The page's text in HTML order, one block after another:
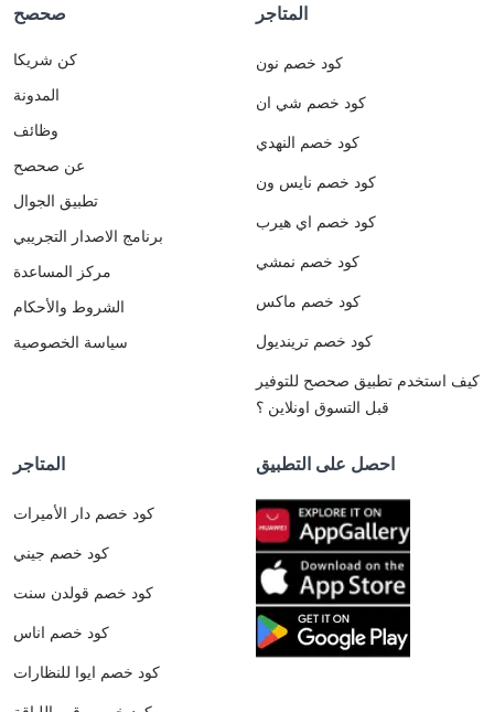
صحصح
كن شريكا
المدونة
وظائف
عن صحصح
تطبيق الجوال
برنامج الاصدار التجريبي
مركز المساعدة
الشروط والأحكام
سياسة الخصوصية
المتاجر
كود خصم نون
كود خصم شي ان
كود خصم النهدي
كود خصم نايس ون
كود خصم اي هيرب
كود خصم نمشي
كود خصم ماكس
كود خصم ترينديول
كيف استخدم تطبيق صحصح للتوفير
قبل التسوق اونلاين ؟
المتاجر
كود خصم دار الأميرات
كود خصم جيني
كود خصم قولدن سنت
كود خصم اناس
كود خصم ايوا للنظارات
احصل على التطبيق